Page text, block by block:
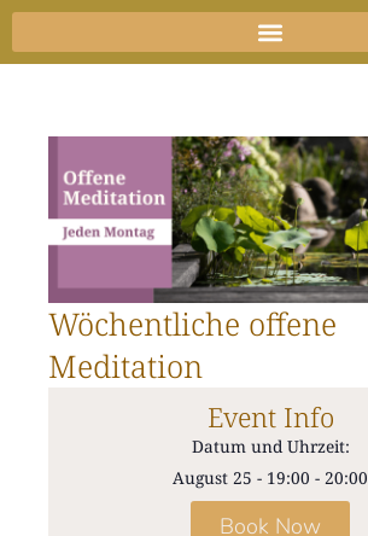
Zum
Inhalt
Wöchentliche offene
Meditation
Event Info
Datum und Uhrzeit:
August 25 - 19:00 - 20:00
Book Now